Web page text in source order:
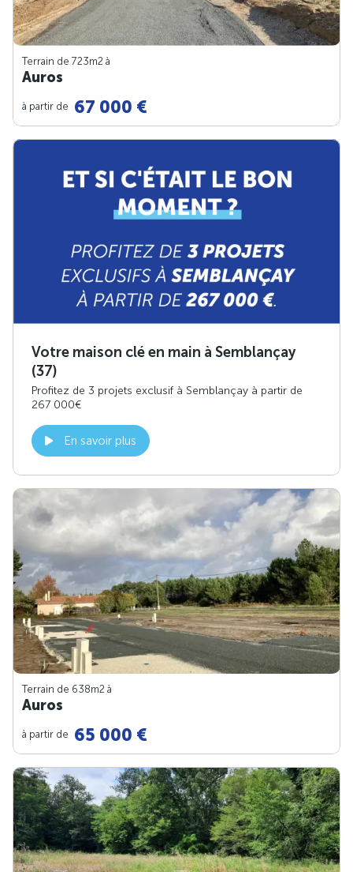
Terrain de 723m2 à
Auros
à partir de 67 000 €
Votre maison clé en main à Semblançay
(37)
Profitez de 3 projets exclusif à Semblançay à partir de
267 000€
En savoir plus
Terrain de 638m2 à
Auros
à partir de 65 000 €